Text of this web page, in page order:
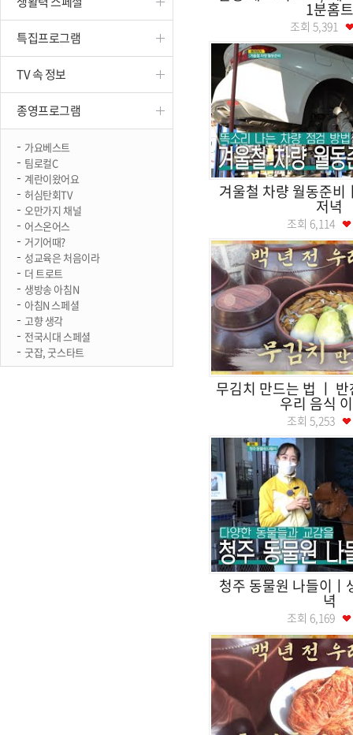
특집프로그램
TV 속 정보
종영프로그램
가요베스트
팀로컬C
계란이왔어요
허심탄회TV
오만가지 채널
어스온어스
거기어때?
성교육은 처음이라
더 트로트
생방송 아침N
아침N 스페셜
고향 생각
전국시대 스페셜
굿잡, 굿스타트
1분홈트
조회 5,391
겨울철 차량 월동준비
저녁
조회 6,114
무김치 만드는 법 ㅣ
우리 음식
조회 5,253
청주 동물원 나들이ㅣ
녁
조회 6,169